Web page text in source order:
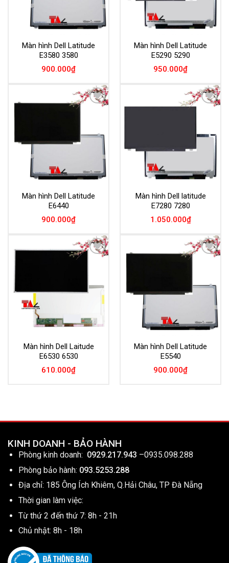
Màn hình Dell Latitude
E3580 3580
900.000₫
Màn hình Dell Latitude
E5290 5290
950.000₫
Màn hình Dell Latitude
E6440
900.000₫
Màn hình Dell latitude
E7280 7280
1.050.000₫
Màn hình Dell Laitude
E6530 6530
610.000₫
Màn hình Dell Latitude
E5540
900.000₫
KINH DOANH - BẢO HÀNH
Phòng kinh doanh: 0929.217.943 –0935.098.288
Phòng bảo hành: 093.5253.288
Địa chỉ: 185 Ông Ích Khiêm, Q.Hải Châu, TP Đà Nẵng
Thời gian làm việc:
Từ thứ 2 đến thứ 7: 8h - 21h
Chủ nhật: 8h - 18h